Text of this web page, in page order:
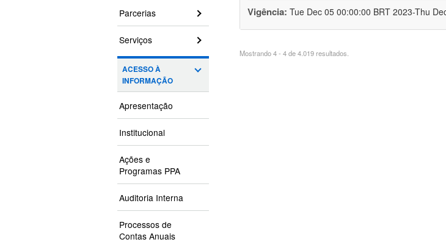
Parcerias
Serviços
ACESSO À
INFORMAÇÃO
Apresentação
Institucional
Ações e
Programas PPA
Auditoria Interna
Processos de
Contas Anuais
Vigência: Tue Dec 05 00:00:00 BRT 2023-Thu
Mostrando 4 - 4 de 4.019 resultados.